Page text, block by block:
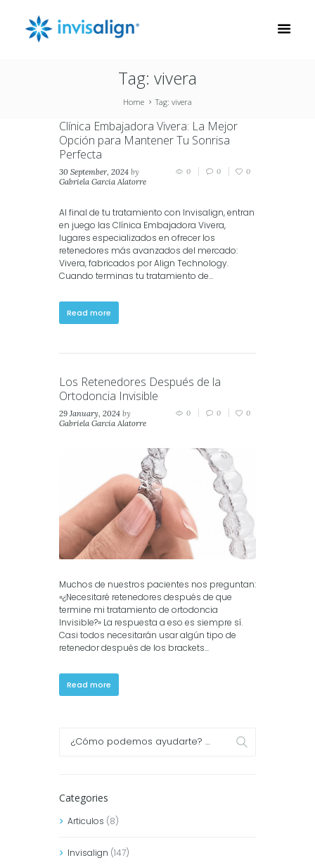
Tag: vivera
Home Tag: vivera
Clínica Embajadora Vivera: La Mejor
Opción para Mantener Tu Sonrisa
Perfecta
30 September, 2024 by
Gabriela Garcia Alatorre
0 0 0
Al final de tu tratamiento con Invisalign, entran
en juego las Clínica Embajadora Vivera,
lugares especializados en ofrecer los
retenedores más avanzados del mercado:
Vivera, fabricados por Align Technology.
Cuando terminas tu tratamiento de...
Read more
Los Retenedores Después de la
Ortodoncia Invisible
29 January, 2024 by
Gabriela Garcia Alatorre
0 0 0
Muchos de nuestros pacientes nos preguntan:
«¿Necesitaré retenedores después de que
termine mi tratamiento de ortodoncia
Invisible?» La respuesta a eso es siempre sí.
Casi todos necesitarán usar algún tipo de
retenedor después de los brackets...
Read more
Categories
Articulos (8)
Invisalign (147)